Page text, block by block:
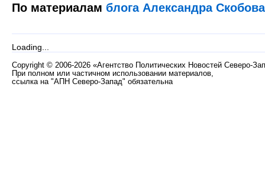
По материалам блога Александра Скобова
Loading...
Copyright © 2006-2026 «Агентство Политических Новостей Северо-
При полном или частичном использовании материалов,
ссылка на "АПН Северо-Запад" обязательна